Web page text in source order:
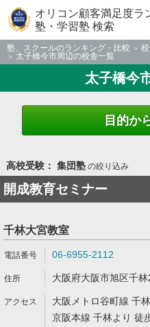
オリコン顧客満足度ラ
塾・学習塾 検索
塾、スクールのランキング・比較
太子橋今市周辺の校舎一覧
太子橋今
目的か
高校受験： 集団塾の絞り込み
開成教育セミナー
千林大宮教室
06-6955-2112
大阪府大阪市旭区千
大阪メトロ谷町線 千
京阪本線 千林より 徒